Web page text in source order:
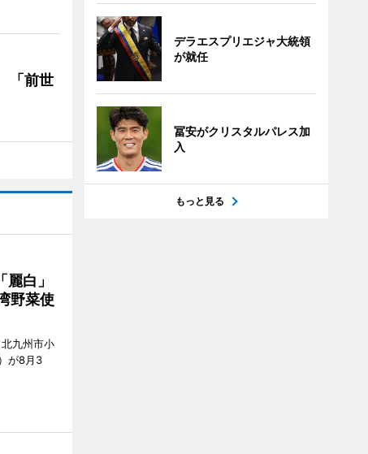
「前世
白」
野菜使
九州市小
が8月3
デラエスプリエジャ大統領
が就任
冨安がクリスタルパレス加
入
もっと見る